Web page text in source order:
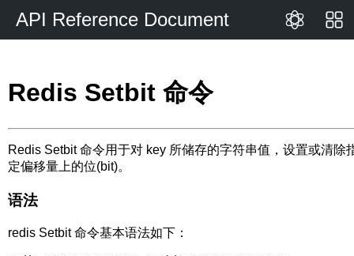
API Reference Document
Redis Setbit 命令
Redis Setbit 命令用于对 key 所储存的字符串值，设置或清除
定偏移量上的位(bit)。
语法
redis Setbit 命令基本语法如下：